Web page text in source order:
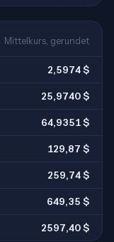
Mittelkurs, gerundet
2,5974 $
25,9740 $
64,9351 $
129,87 $
259,74 $
649,35 $
2597,40 $